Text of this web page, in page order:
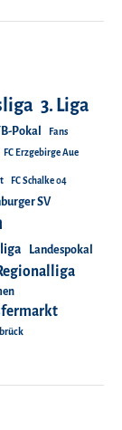
3. Liga
Pokal Fans
FC Erzgebirge Aue
FC Schalke 04
SV
Landespokal